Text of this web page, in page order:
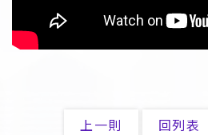
上一則 回列表